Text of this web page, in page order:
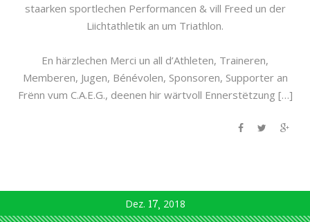
staarken sportlechen Performancen & vill Freed un der
Liichtathletik an um Triathlon.
En härzlechen Merci un all d’Athleten, Traineren,
Memberen, Jugen, Bénévolen, Sponsoren, Supporter an
Frënn vum C.A.E.G., deenen hir wärtvoll Ennerstëtzung […]
Dez. 17 2018